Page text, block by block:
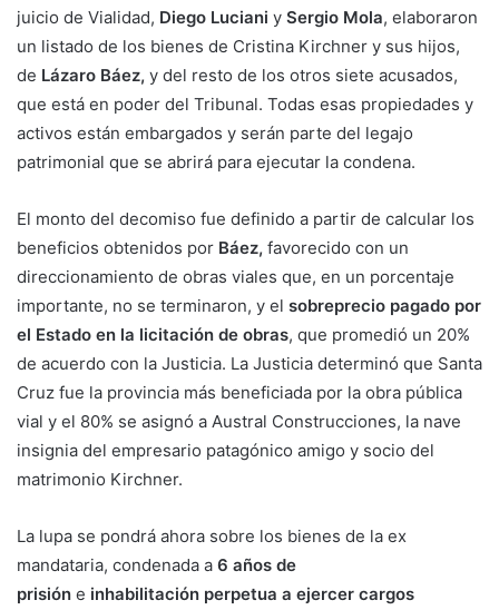
juicio de Vialidad, Diego Luciani y Sergio Mola, elaboraron
un listado de los bienes de Cristina Kirchner y sus hijos,
de Lázaro Báez, y del resto de los otros siete acusados,
que está en poder del Tribunal. Todas esas propiedades y
activos están embargados y serán parte del legajo
patrimonial que se abrirá para ejecutar la condena.
El monto del decomiso fue definido a partir de calcular los
beneficios obtenidos por Báez, favorecido con un
direccionamiento de obras viales que, en un porcentaje
importante, no se terminaron, y el sobreprecio pagado por
el Estado en la licitación de obras, que promedió un 20%
de acuerdo con la Justicia. La Justicia determinó que Santa
Cruz fue la provincia más beneficiada por la obra pública
vial y el 80% se asignó a Austral Construcciones, la nave
insignia del empresario patagónico amigo y socio del
matrimonio Kirchner.
La lupa se pondrá ahora sobre los bienes de la ex
mandataria, condenada a 6 años de
prisión e inhabilitación perpetua a ejercer cargos